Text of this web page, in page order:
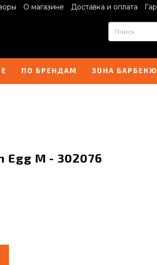
О магазине Доставка и оплата
ПО БРЕНДАМ ЗОНА БАРБЕКЮ
Egg M - 302076